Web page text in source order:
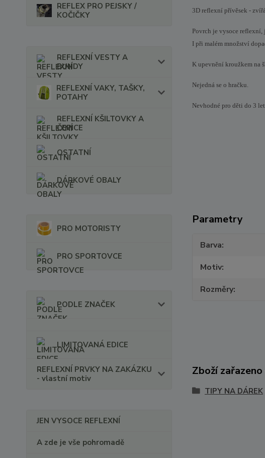
REFLEX PRO PEJSKY /
KOČIČKY
REFLEXNÍ VESTY A
BUNDY
REFLEXNÍ VAKY, TAŠKY,
POTAHY
REFLEXNÍ KŠILTOVKY A
ČEPICE
OSTATNÍ
DÁRKOVÉ OBALY
PRO MOTORISTY
PRO SPORTOVCE
PODLE ZNAČEK
LIMITOVANÁ EDICE
REFLEXNÍ PRVKY NA ZAKÁZKU
- vlastní motiv
JEN VYSOCE REFLEXNÍ
A zde je vše pohromadě
3D reflexní přívěsek -
Povrch je vysoce
I při malém množství
K upevnění kroužkem na
Nejedná se o hračku.
Nevhodné pro děti do 3
Parametry
Barva
Motiv
Rozměry
Zboží
TIPY NA DÁREK